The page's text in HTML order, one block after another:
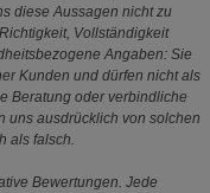
diese Aussagen nicht zu
Vollständigkeit
Angaben: Sie
Kunden und dürfen nicht als
Beratung oder verbindliche
uns ausdrücklich von solchen
als falsch.
Bewertungen. Jede